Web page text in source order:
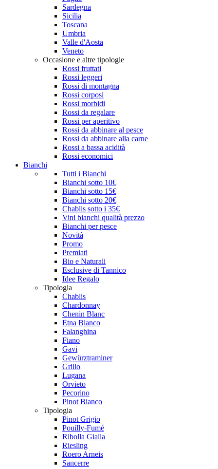
Sardegna
Sicilia
Toscana
Umbria
Valle d'Aosta
Veneto
Occasione e altre tipologie
Rossi fruttati
Rossi leggeri
Rossi di montagna
Rossi corposi
Rossi morbidi
Rossi da regalare
Rossi per aperitivo
Rossi da abbinare al pesce
Rossi da abbinare alla carne
Rossi a bassa acidità
Rossi economici
Bianchi
Tutti i Bianchi
Bianchi sotto 10€
Bianchi sotto 15€
Bianchi sotto 20€
Chablis sotto i 35€
Vini bianchi qualità prezzo
Bianchi per pesce
Novità
Promo
Premiati
Bio e Naturali
Esclusive di Tannico
Idee Regalo
Tipologia
Chablis
Chardonnay
Chenin Blanc
Etna Bianco
Falanghina
Fiano
Gavi
Gewürztraminer
Grillo
Lugana
Orvieto
Pecorino
Pinot Bianco
Tipologia
Pinot Grigio
Pouilly-Fumé
Ribolla Gialla
Riesling
Roero Arneis
Sancerre